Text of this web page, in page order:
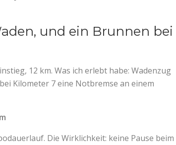
und ein Brunnen bei
12 km. Was ich erlebt habe: Wadenzug
Kilometer 7 eine Notbremse an einem
Die Wirklichkeit: keine Pause beim